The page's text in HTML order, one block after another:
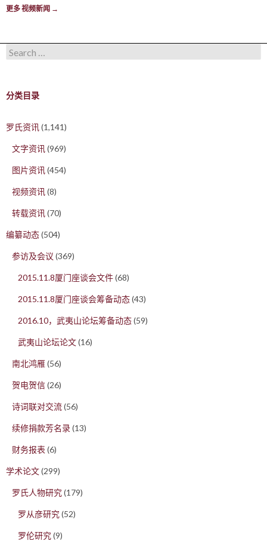
更多 视频新闻 →
Search for:
分类目录
罗氏资讯(1,141)
文字资讯(969)
图片资讯(454)
视频资讯(8)
转载资讯(70)
编纂动态(504)
参访及会议 (369)
2015.11.8厦门座谈会文件(68)
2015.11.8厦门座谈会筹备动态(43)
2016.10，武夷山论坛筹备动态(59)
武夷山论坛论文(16)
南北鸿雁(56)
贺电贺信(26)
诗词联对交流(56)
续修捐款芳名录(13)
财务报表 (6)
学术论文(299)
罗氏人物研究(179)
罗从彦研究(52)
罗伦研究(9)